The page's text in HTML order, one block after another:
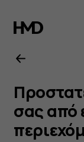
Nokia
2.1
σας από